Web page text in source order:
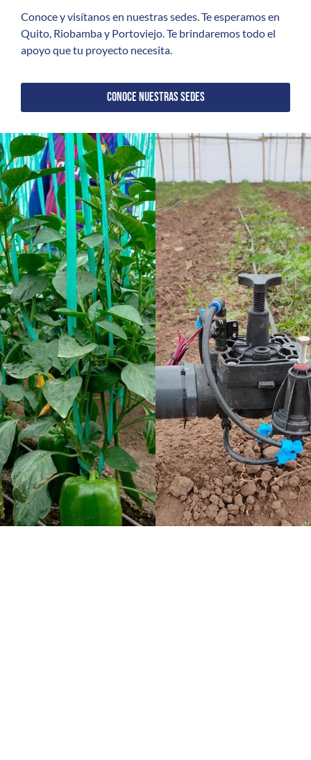
Conoce y visítanos en nuestras sedes. Te esperamos en
Quito, Riobamba y Portoviejo. Te brindaremos todo el
apoyo que tu proyecto necesita.
CONOCE NUESTRAS SEDES